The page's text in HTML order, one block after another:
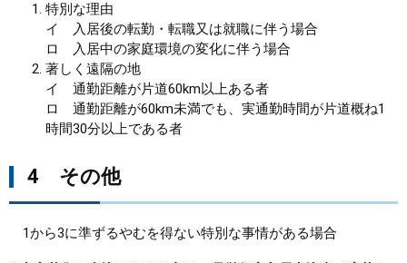
特別な理由
イ 入居後の転勤・転職又は就職に伴う場合
ロ 入居中の家庭環境の変化に伴う場合
著しく遠隔の地
イ 通勤距離が片道60km以上ある者
ロ 通勤距離が60km未満でも、実通勤時間が片道概ね1
時間30分以上である者
4 その他
1から3に準ずるやむを得ない特別な事情がある場合